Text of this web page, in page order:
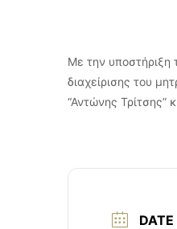
Με την υποστήριξη
διαχείρισης του
“Αντώνης Τρίτσης”
DATE